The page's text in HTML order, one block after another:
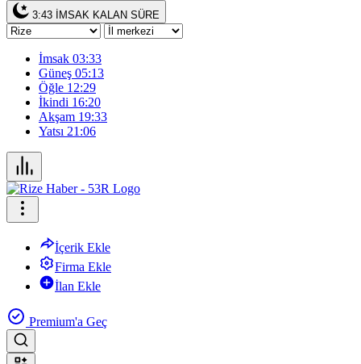
3:43 İMSAK KALAN SÜRE
İmsak 03:33
Güneş 05:13
Öğle 12:29
İkindi 16:20
Akşam 19:33
Yatsı 21:06
İçerik Ekle
Firma Ekle
İlan Ekle
Premium'a Geç